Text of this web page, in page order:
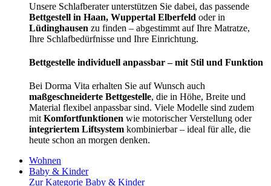
Unsere Schlafberater unterstützen Sie dabei, das passende
Bettgestell in Haan, Wuppertal Elberfeld oder in
Lüdinghausen zu finden – abgestimmt auf Ihre Matratze,
Ihre Schlafbedürfnisse und Ihre Einrichtung.
Bettgestelle individuell anpassbar – mit Stil und Funktion
Bei Dorma Vita erhalten Sie auf Wunsch auch
maßgeschneiderte Bettgestelle, die in Höhe, Breite und
Material flexibel anpassbar sind. Viele Modelle sind zudem
mit Komfortfunktionen wie motorischer Verstellung oder
integriertem Liftsystem kombinierbar – ideal für alle, die
heute schon an morgen denken.
Wohnen
Baby & Kinder
Zur Kategorie Baby & Kinder